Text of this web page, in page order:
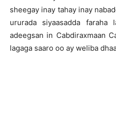
sheegay inay tahay inay
ururada siyaasadda
adeegsan in Cabdiraxmaan
lagaga saaro oo ay weliba